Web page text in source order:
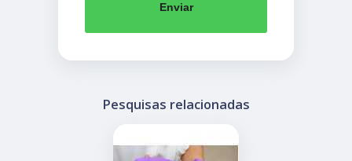
Enviar
Pesquisas relacionadas